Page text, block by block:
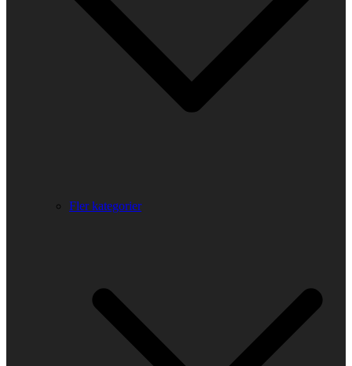
Fler kategorier